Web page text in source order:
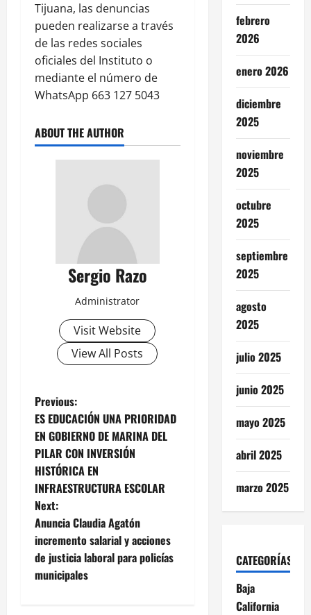
Tijuana, las denuncias
pueden realizarse a través
de las redes sociales
oficiales del Instituto o
mediante el número de
WhatsApp 663 127 5043
ABOUT THE AUTHOR
Sergio Razo
Administrator
Visit Website
View All Posts
P
o
s
t
n
a
v
Previous:
ES EDUCACIÓN UNA PRIORIDAD
EN GOBIERNO DE MARINA DEL
PILAR CON INVERSIÓN
HISTÓRICA EN
INFRAESTRUCTURA ESCOLAR
Next:
Anuncia Claudia Agatón
incremento salarial y acciones
de justicia laboral para policías
municipales
febrero
2026
enero 2026
diciembre
2025
noviembre
2025
octubre
2025
septiembre
2025
agosto
2025
julio 2025
junio 2025
mayo 2025
abril 2025
marzo 2025
CATEGORÍAS
Baja
California